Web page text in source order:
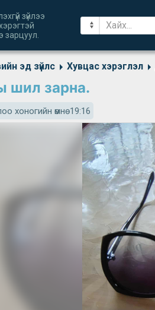
зүйлээ
зарцуул.
эд зүйлс Хувцас хэрэглэл
шил зарна.
хоногийн өмнө19:16